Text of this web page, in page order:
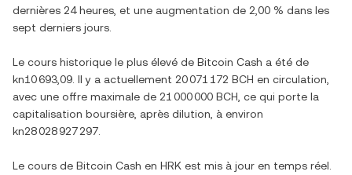
dernières 24 heures, et une augmentation de 2,00 % dans les
sept derniers jours.
Le cours historique le plus élevé de Bitcoin Cash a été de
kn10 693,09 . Il y a actuellement 20 071 172 BCH en circulation,
avec une offre maximale de 21 000 000 BCH , ce qui porte la
capitalisation boursière, après dilution, à environ
kn28 028 927 297
Le cours de Bitcoin Cash en HRK est mis à jour en temps réel.